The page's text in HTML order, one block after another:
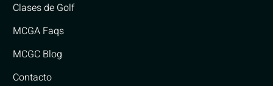
Clases de Golf
MCGA Faqs
MCGC Blog
Contacto